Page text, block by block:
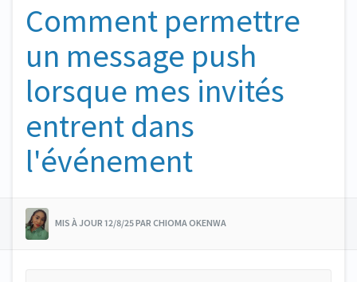
Comment permettre
un message push
lorsque mes invités
entrent dans
l'événement
MIS À JOUR 12/8/25 PAR CHIOMA OKENWA